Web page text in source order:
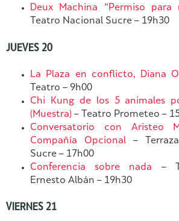
Deux Machina “Permiso para
Teatro Nacional Sucre – 19h30
JUEVES 20
La Plaza en conflicto, Diana
Teatro – 9h00
Chi Kung de los 5 animales
(Muestra) – Teatro Prometeo –
Conversatorio con Aristeo
Compañía Opcional –
Sucre – 17h00
Conferencia sobre nada –
Ernesto Albán – 19h30
VIERNES 21